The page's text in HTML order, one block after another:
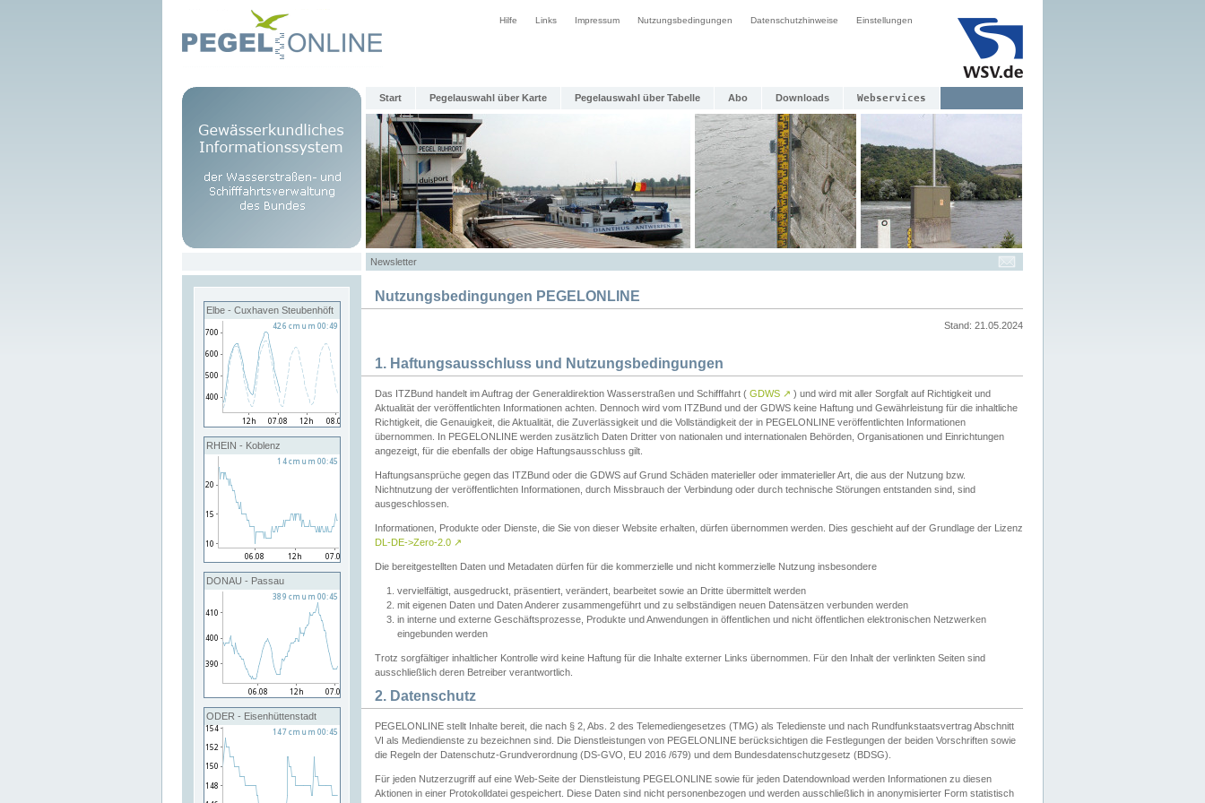
Hilfe Links Impressum Nutzungsbedingungen Datenschutzhinweise Einstellungen
Start Pegelauswahl über Karte Pegelauswahl über Tabelle Abo Downloads Webservices
Newsletter
Elbe - Cuxhaven Steubenhöft
RHEIN - Koblenz
DONAU - Passau
ODER - Eisenhüttenstadt
Nutzungsbedingungen PEGELONLINE
Stand: 21.05.2024
1. Haftungsausschluss und Nutzungsbedingungen
Das ITZBund handelt im Auftrag der Generaldirektion Wasserstraßen und Schifffahrt ( GDWS ↗ ) und wird mit aller Sorgfalt auf Richtigkeit und
Aktualität der veröffentlichten Informationen achten. Dennoch wird vom ITZBund und der GDWS keine Haftung und Gewährleistung für die inhaltliche
Richtigkeit, die Genauigkeit, die Aktualität, die Zuverlässigkeit und die Vollständigkeit der in PEGELONLINE veröffentlichten Informationen
übernommen. In PEGELONLINE werden zusätzlich Daten Dritter von nationalen und internationalen Behörden, Organisationen und Einrichtungen
angezeigt, für die ebenfalls der obige Haftungsausschluss gilt.
Haftungsansprüche gegen das ITZBund oder die GDWS auf Grund Schäden materieller oder immaterieller Art, die aus der Nutzung bzw.
Nichtnutzung der veröffentlichten Informationen, durch Missbrauch der Verbindung oder durch technische Störungen entstanden sind, sind
ausgeschlossen.
Informationen, Produkte oder Dienste, die Sie von dieser Website erhalten, dürfen übernommen werden. Dies geschieht auf der Grundlage der Lizenz
DL-DE->Zero-2.0 ↗
Die bereitgestellten Daten und Metadaten dürfen für die kommerzielle und nicht kommerzielle Nutzung insbesondere
vervielfältigt, ausgedruckt, präsentiert, verändert, bearbeitet sowie an Dritte übermittelt werden
mit eigenen Daten und Daten Anderer zusammengeführt und zu selbständigen neuen Datensätzen verbunden werden
in interne und externe Geschäftsprozesse, Produkte und Anwendungen in öffentlichen und nicht öffentlichen elektronischen Netzwerken
eingebunden werden
Trotz sorgfältiger inhaltlicher Kontrolle wird keine Haftung für die Inhalte externer Links übernommen. Für den Inhalt der verlinkten Seiten sind
ausschließlich deren Betreiber verantwortlich.
2. Datenschutz
PEGELONLINE stellt Inhalte bereit, die nach § 2, Abs. 2 des Telemediengesetzes (TMG) als Teledienste und nach Rundfunkstaatsvertrag Abschnitt
VI als Mediendienste zu bezeichnen sind. Die Dienstleistungen von PEGELONLINE berücksichtigen die Festlegungen der beiden Vorschriften sowie
die Regeln der Datenschutz-Grundverordnung (DS-GVO, EU 2016 /679) und dem Bundesdatenschutzgesetz (BDSG).
Für jeden Nutzerzugriff auf eine Web-Seite der Dienstleistung PEGELONLINE sowie für jeden Datendownload werden Informationen zu diesen
Aktionen in einer Protokolldatei gespeichert. Diese Daten sind nicht personenbezogen und werden ausschließlich in anonymisierter Form statistisch